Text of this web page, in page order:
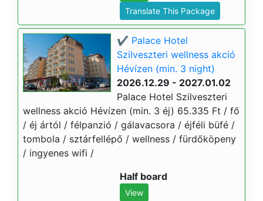
Translate This Package
✔️ Palace Hotel
Szilveszteri wellness akció
Hévízen (min. 3 night)
2026.12.29 - 2027.01.02
Palace Hotel Szilveszteri
wellness akció Hévízen (min. 3 éj) 65.335 Ft / fő
/ éj ártól / félpanzió / gálavacsora / éjféli büfé /
tombola / sztárfellépő / wellness / fürdőköpeny
/ ingyenes wifi /
Half board
View